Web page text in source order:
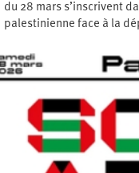
du 28 mars s’inscrivent
palestinienne face à la